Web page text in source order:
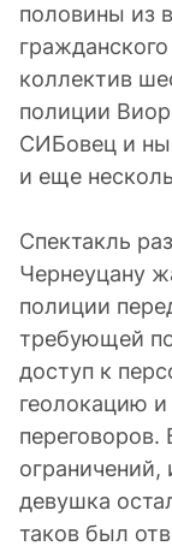
половины из
коллектив
полиции
СИБовец и
и еще
Спектакль
Чернеуцану
полиции
требующей
доступ к
геолокацию
ограничений,
девушка
таков был